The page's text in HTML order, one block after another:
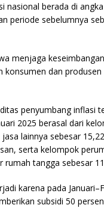
nasional berada di
periode sebelumnya
menjaga
konsumen dan
penyumbang inflasi
2025 berasal dari
lainnya sebesar
serta kelompok
rumah tangga sebesar
karena pada
subsidi 50